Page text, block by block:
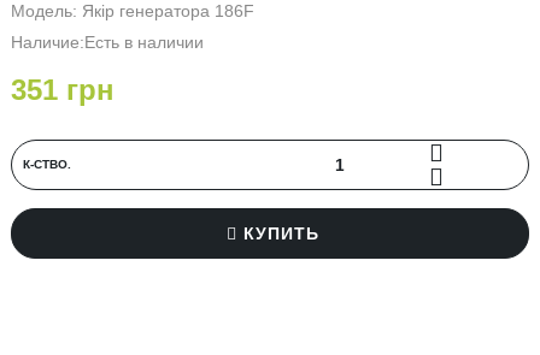
Модель: Якір генератора 186F
Наличие:Есть в наличии
351 грн
К-СТВО.
КУПИТЬ